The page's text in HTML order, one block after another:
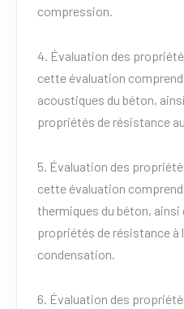
compression.
4. Évaluation des
cette évaluation comprend
acoustiques du béton, ainsi
propriétés de résistance
5. Évaluation des
cette évaluation comprend
thermiques du béton, ainsi
propriétés de résistance à
condensation.
6. Évaluation des